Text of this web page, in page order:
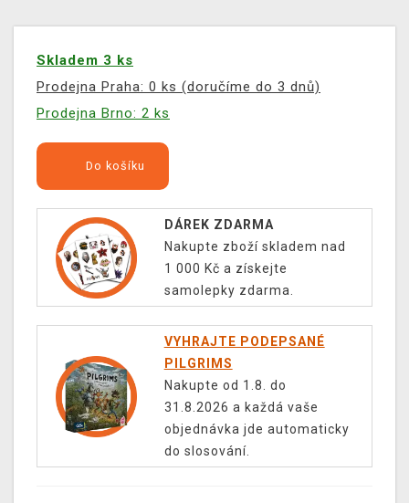
Skladem 3 ks
Prodejna Praha: 0 ks (doručíme do 3 dnů)
Prodejna Brno: 2 ks
Do košíku
DÁREK ZDARMA
Nakupte zboží skladem nad
1 000 Kč a získejte
samolepky zdarma.
VYHRAJTE PODEPSANÉ
PILGRIMS
Nakupte od 1.8. do
31.8.2026 a každá vaše
objednávka jde automaticky
do slosování.